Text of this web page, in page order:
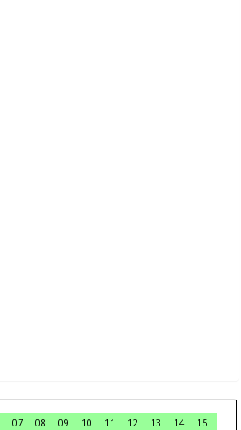
07 08 09 10 11 12 13 14
15